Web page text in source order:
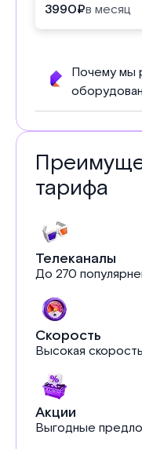
3990₽в месяц
Почему мы
тарифа
Телеканалы
До 270
Скорость
Высокая
Акции
Выгодные